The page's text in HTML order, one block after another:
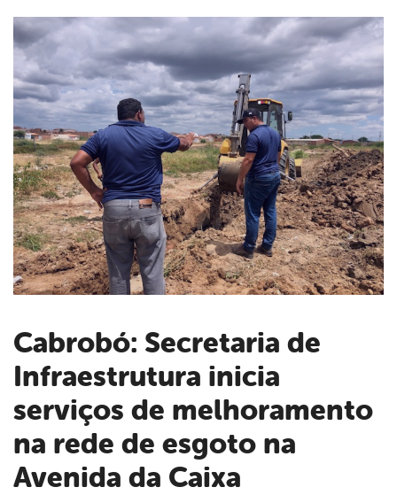
Cabrobó: Secretaria de
Infraestrutura inicia
serviços de melhoramento
na rede de esgoto na
Avenida da Caixa